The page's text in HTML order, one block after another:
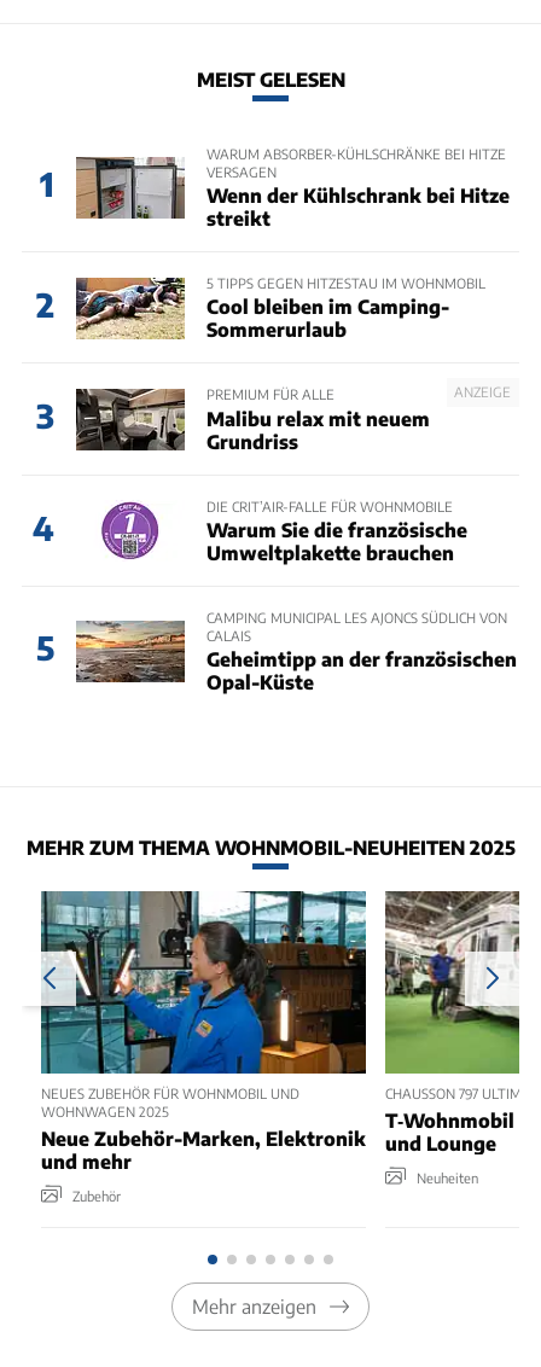
MEIST GELESEN
1
WARUM ABSORBER-KÜHLSCHRÄNKE BEI HITZE
VERSAGEN
Wenn der Kühlschrank bei Hitze
streikt
2
5 TIPPS GEGEN HITZESTAU IM WOHNMOBIL
Cool bleiben im Camping-
Sommerurlaub
3
ANZEIGE
PREMIUM FÜR ALLE
Malibu relax mit neuem
Grundriss
4
DIE CRIT’AIR-FALLE FÜR WOHNMOBILE
Warum Sie die französische
Umweltplakette brauchen
5
CAMPING MUNICIPAL LES AJONCS SÜDLICH VON
CALAIS
Geheimtipp an der französischen
Opal-Küste
MEHR ZUM THEMA WOHNMOBIL-NEUHEITEN 2025
NEUES ZUBEHÖR FÜR WOHNMOBIL UND
WOHNWAGEN 2025
Neue Zubehör-Marken, Elektronik
und mehr
Zubehör
CHAUSSON 797
T‑Wohnmobil
und Lounge
Neuheiten
Mehr anzeigen